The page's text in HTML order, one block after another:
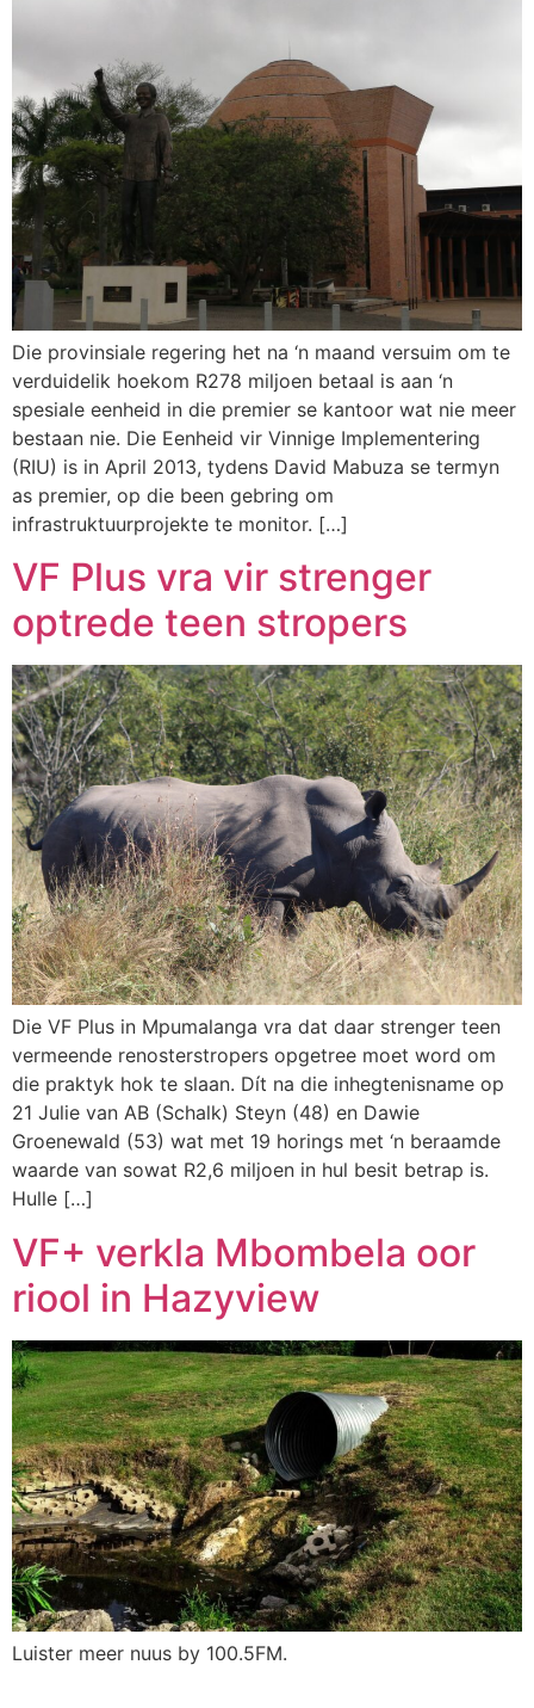
Die provinsiale regering het na ‘n maand versuim om te
verduidelik hoekom R278 miljoen betaal is aan ‘n
spesiale eenheid in die premier se kantoor wat nie meer
bestaan nie. Die Eenheid vir Vinnige Implementering
(RIU) is in April 2013, tydens David Mabuza se termyn
as premier, op die been gebring om
infrastruktuurprojekte te monitor. […]
VF Plus vra vir strenger
optrede teen stropers
Die VF Plus in Mpumalanga vra dat daar strenger teen
vermeende renosterstropers opgetree moet word om
die praktyk hok te slaan. Dít na die inhegtenisname op
21 Julie van AB (Schalk) Steyn (48) en Dawie
Groenewald (53) wat met 19 horings met ‘n beraamde
waarde van sowat R2,6 miljoen in hul besit betrap is.
Hulle […]
VF+ verkla Mbombela oor
riool in Hazyview
Luister meer nuus by 100.5FM.